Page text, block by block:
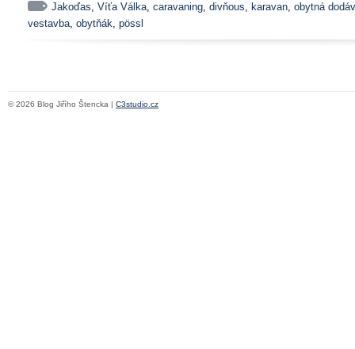
Jakoďas, Víťa Válka, caravaning, divňous, karavan, obytná
vestavba, obytňák, pössl
© 2026 Blog Jiřího Štencka | C3studio.cz